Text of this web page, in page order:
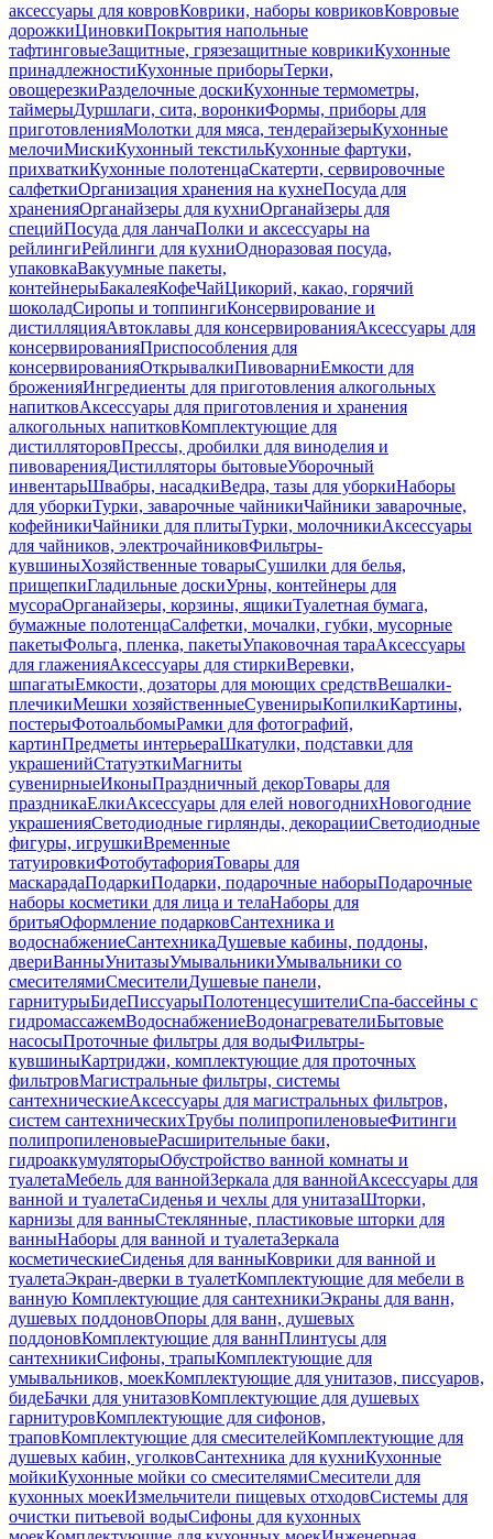
аксессуары для ковровКоврики, наборы ковриковКовровые
дорожкиЦиновкиПокрытия напольные
тафтинговыеЗащитные, грязезащитные коврикиКухонные
принадлежностиКухонные приборыТерки,
овощерезкиРазделочные доскиКухонные термометры,
таймерыДуршлаги, сита, воронкиФормы, приборы для
приготовленияМолотки для мяса, тендерайзерыКухонные
мелочиМискиКухонный текстильКухонные фартуки,
прихваткиКухонные полотенцаСкатерти, сервировочные
салфеткиОрганизация хранения на кухнеПосуда для
храненияОрганайзеры для кухниОрганайзеры для
специйПосуда для ланчаПолки и аксессуары на
рейлингиРейлинги для кухниОдноразовая посуда,
упаковкаВакуумные пакеты,
контейнерыБакалеяКофеЧайЦикорий, какао, горячий
шоколадСиропы и топпингиКонсервирование и
дистилляцияАвтоклавы для консервированияАксессуары для
консервированияПриспособления для
консервированияОткрывалкиПивоварниЕмкости для
броженияИнгредиенты для приготовления алкогольных
напитковАксессуары для приготовления и хранения
алкогольных напитковКомплектующие для
дистилляторовПрессы, дробилки для виноделия и
пивоваренияДистилляторы бытовыеУборочный
инвентарьШвабры, насадкиВедра, тазы для уборкиНаборы
для уборкиТурки, заварочные чайникиЧайники заварочные,
кофейникиЧайники для плитыТурки, молочникиАксессуары
для чайников, электрочайниковФильтры-
кувшиныХозяйственные товарыСушилки для белья,
прищепкиГладильные доскиУрны, контейнеры для
мусораОрганайзеры, корзины, ящикиТуалетная бумага,
бумажные полотенцаСалфетки, мочалки, губки, мусорные
пакетыФольга, пленка, пакетыУпаковочная тараАксессуары
для глаженияАксессуары для стиркиВеревки,
шпагатыЕмкости, дозаторы для моющих средствВешалки-
плечикиМешки хозяйственныеСувенирыКопилкиКартины,
постерыФотоальбомыРамки для фотографий,
картинПредметы интерьераШкатулки, подставки для
украшенийСтатуэткиМагниты
сувенирныеИконыПраздничный декорТовары для
праздникаЕлкиАксессуары для елей новогоднихНовогодние
украшенияСветодиодные гирлянды, декорацииСветодиодные
фигуры, игрушкиВременные
татуировкиФотобутафорияТовары для
маскарадаПодаркиПодарки, подарочные наборыПодарочные
наборы косметики для лица и телаНаборы для
бритьяОформление подарковСантехника и
водоснабжениеСантехникаДушевые кабины, поддоны,
двериВанныУнитазыУмывальникиУмывальники со
смесителямиСмесителиДушевые панели,
гарнитурыБидеПиссуарыПолотенцесушителиСпа-бассейны с
гидромассажемВодоснабжениеВодонагревателиБытовые
насосыПроточные фильтры для водыФильтры-
кувшиныКартриджи, комплектующие для проточных
фильтровМагистральные фильтры, системы
сантехническиеАксессуары для магистральных фильтров,
систем сантехническихТрубы полипропиленовыеФитинги
полипропиленовыеРасширительные баки,
гидроаккумуляторыОбустройство ванной комнаты и
туалетаМебель для ваннойЗеркала для ваннойАксессуары для
ванной и туалетаСиденья и чехлы для унитазаШторки,
карнизы для ванныСтеклянные, пластиковые шторки для
ванныНаборы для ванной и туалетаЗеркала
косметическиеСиденья для ванныКоврики для ванной и
туалетаЭкран-дверки в туалетКомплектующие для мебели в
ванную Комплектующие для сантехникиЭкраны для ванн,
душевых поддоновОпоры для ванн, душевых
поддоновКомплектующие для ваннПлинтусы для
сантехникиСифоны, трапыКомплектующие для
умывальников, моекКомплектующие для унитазов, писсуаров,
бидеБачки для унитазовКомплектующие для душевых
гарнитуровКомплектующие для сифонов,
траповКомплектующие для смесителейКомплектующие для
душевых кабин, уголковСантехника для кухниКухонные
мойкиКухонные мойки со смесителямиСмесители для
кухонных моекИзмельчители пищевых отходовСистемы для
очистки питьевой водыСифоны для кухонных